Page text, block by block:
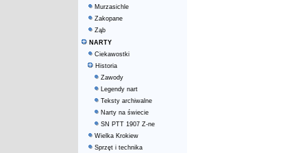
Murzasichle
Zakopane
Ząb
NARTY
Ciekawostki
Historia
Zawody
Legendy nart
Teksty archiwalne
Narty na świecie
SN PTT 1907 Z-ne
Wielka Krokiew
Sprzęt i technika